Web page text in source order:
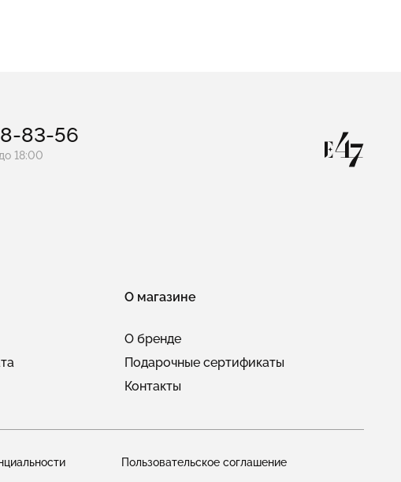
83-56
18:00
О магазине
О бренде
Подарочные сертификаты
Контакты
Пользовательское соглашение